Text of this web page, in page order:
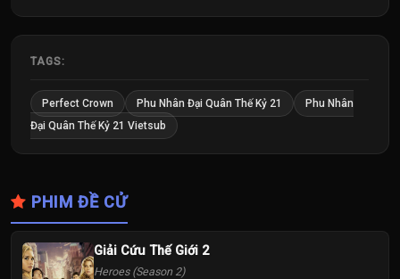
TAGS:
Perfect Crown Phu Nhân Đại Quân Thế Kỷ 21
Phu Nhân
Đại Quân Thế Kỷ 21 Vietsub
PHIM ĐỀ CỬ
Giải Cứu Thế Giới 2
Heroes (Season 2)